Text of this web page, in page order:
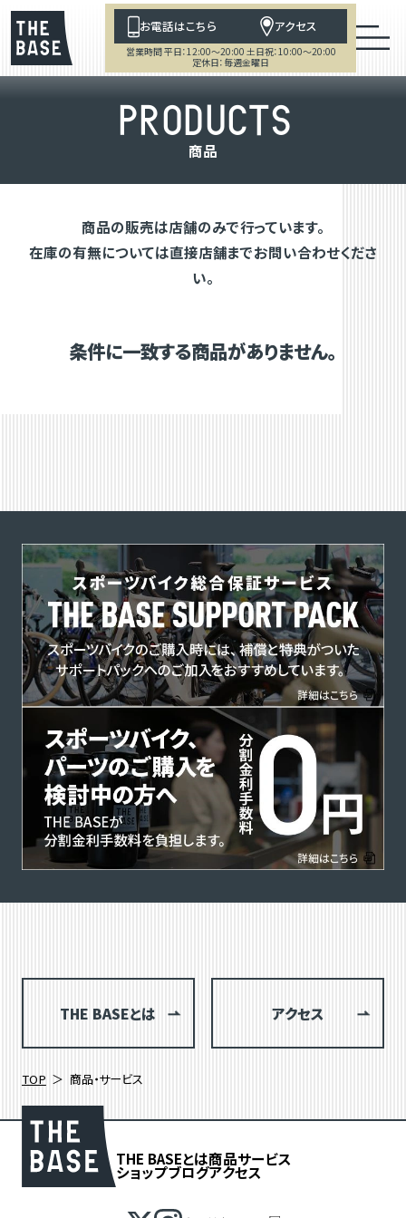
お電話はこちら アクセス
営業時間 平日：12:00～20:00 土日祝：10:00～20:00
定休日：毎週金曜日
PRODUCTS
商品
商品の販売は店舗のみで行っています。
在庫の有無については直接店舗までお問い合わせくださ
い。
条件に一致する商品がありません。
THE BASEとは アクセス
TOP 商品・サービス
THE BASEとは商品サービス
ショップブログアクセス